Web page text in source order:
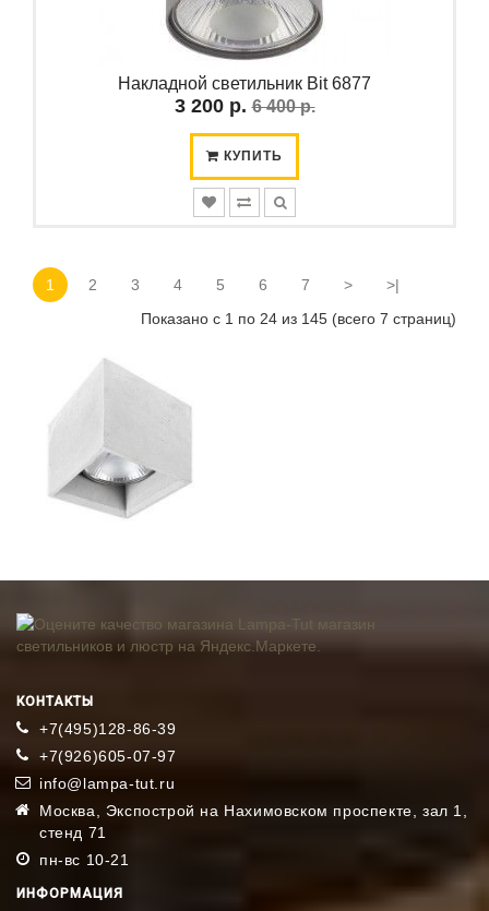
Накладной светильник Bit 6877
3 200 р. 6 400 р.
КУПИТЬ
1 2 3 4 5 6 7 >
>|
Показано с 1 по 24 из 145 (всего 7 страниц)
КОНТАКТЫ
+7(495)128-86-39
+7(926)605-07-97
info@lampa-tut.ru
Москва, Экспострой на Нахимовском проспекте, зал 1,
стенд 71
пн-вс 10-21
ИНФОРМАЦИЯ